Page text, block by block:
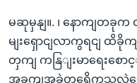
မဆုမှနျ။. ၊ နောကျတခု
မျးရှောငျလာကွရငျ
တှကျ ကနြျးမာရေးစေ
အခကျအခဲတှရှေိကွသလဲပေ